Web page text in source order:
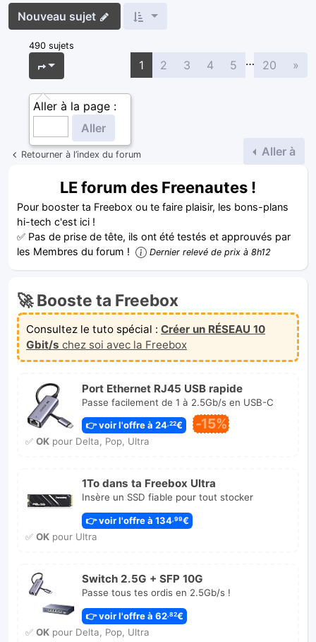
Nouveau sujet
490 sujets
Page
Aller à la page :
1 2 3 4 5 … 20 »
Retourner à l’index du forum Aller à
LE forum des Freenautes !
Pour booster ta Freebox ou te faire plaisir, les bons-plans
hi-tech c'est ici !
✅ Pas de prise de tête, ils ont été testés et approuvés par
les Membres du forum !
Dernier relevé de prix à 8h12
🚀 Booste ta Freebox
Consultez le tuto spécial : Créer un RÉSEAU 10
Gbit/s chez soi avec la Freebox
Port Ethernet RJ45 USB rapide
Passe facilement de 1 à 2.5Gb/s en USB-C
👉 voir l'offre à 24 ,22€ -15%
✅ OKpour Delta, Pop, Ultra
1To dans ta Freebox Ultra
Insère un SSD fiable pour tout stocker
👉 voir l'offre à 134 ,99€
✅ OKpour Ultra
Switch 2.5G + SFP 10G
Passe tous tes ordis en 2.5Gb/s !
👉 voir l'offre à 62,82€
✅ OKpour Delta, Pop, Ultra